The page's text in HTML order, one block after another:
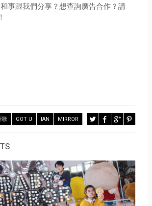
事跟我們分享？想查詢廣告合作？請
歌 GOT U IAN MIRROR